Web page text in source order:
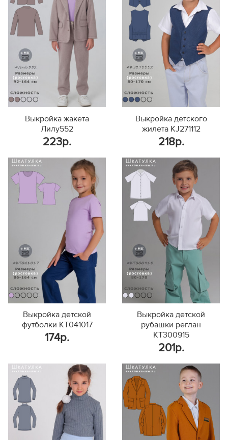
Выкройка жакета
Лилу552
223р.
Выкройка детского
жилета KJ271112
218р.
Выкройка детской
футболки KT041017
174р.
Выкройка детской
рубашки реглан
KT300915
201р.